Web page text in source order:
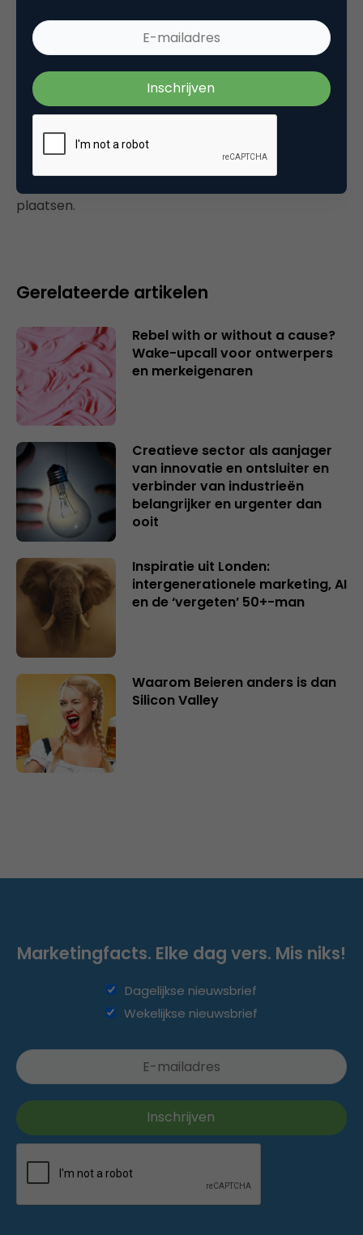
Tags
e-business
Plaats reactie
plaatsen.
Gerelateerde artikelen
Rebel with or without a cause?
Wake-upcall voor ontwerpers
en merkeigenaren
Creatieve sector als aanjager
van innovatie en ontsluiter en
verbinder van industrieën
belangrijker en urgenter dan
ooit
Inspiratie uit Londen:
intergenerationele marketing, AI
en de ‘vergeten’ 50+-man
Waarom Beieren anders is dan
Silicon Valley
Marketingfacts. Elke dag vers. Mis niks!
Dagelijkse nieuwsbrief
Wekelijkse nieuwsbrief